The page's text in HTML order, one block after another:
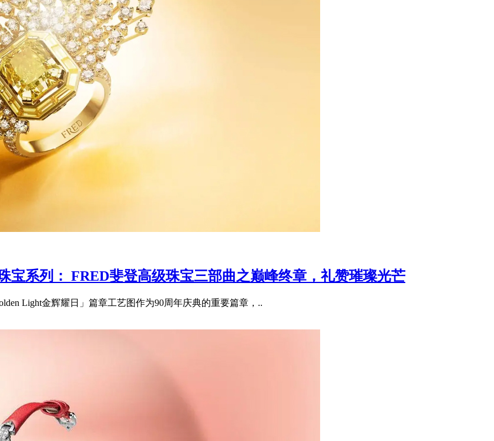
系列： FRED斐登高级珠宝三部曲之巅峰终章，礼赞璀璨光芒
Light金辉耀日」篇章工艺图作为90周年庆典的重要篇章，..